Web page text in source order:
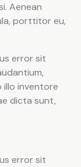
Aenean
porttitor eu,
error sit
illo inventore
dicta sunt,
error sit